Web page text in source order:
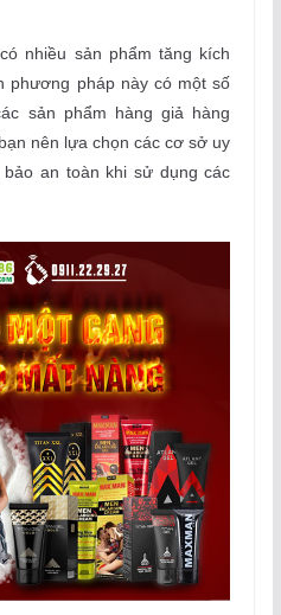
nhiều sản phẩm tăng kích
phương pháp này có một số
sản phẩm hàng giả hàng
nên lựa chọn các cơ sở uy
an toàn khi sử dụng các